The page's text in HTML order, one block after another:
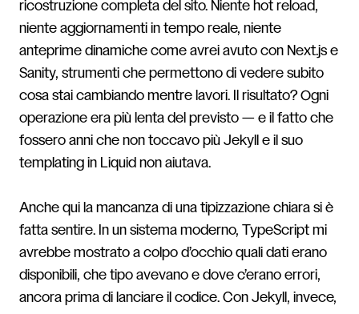
ricostruzione completa del sito. Niente hot reload,
niente aggiornamenti in tempo reale, niente
anteprime dinamiche come avrei avuto con Next.js e
Sanity, strumenti che permettono di vedere subito
cosa stai cambiando mentre lavori. Il risultato? Ogni
operazione era più lenta del previsto — e il fatto che
fossero anni che non toccavo più Jekyll e il suo
templating in Liquid non aiutava.
Anche qui la mancanza di una tipizzazione chiara si è
fatta sentire. In un sistema moderno, TypeScript mi
avrebbe mostrato a colpo d’occhio quali dati erano
disponibili, che tipo avevano e dove c’erano errori,
ancora prima di lanciare il codice. Con Jekyll, invece,